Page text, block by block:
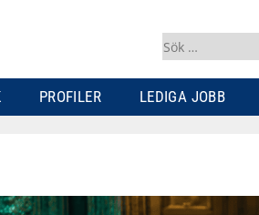
Sök
efter:
PROFILER LEDIGA JOBB